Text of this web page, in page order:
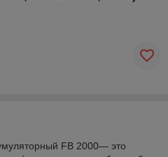
FB 2000— это